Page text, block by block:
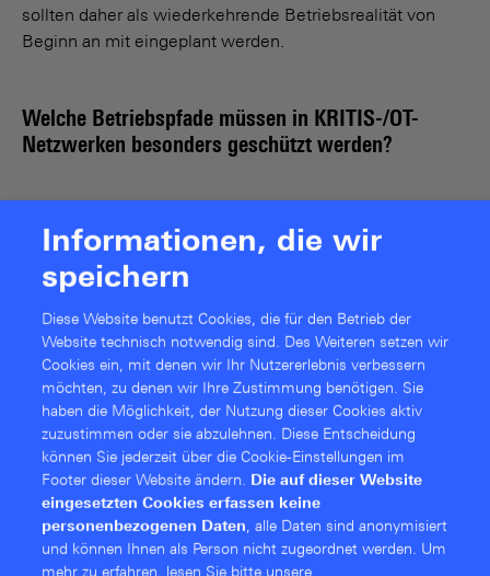
sollten daher als wiederkehrende Betriebsrealität von
Beginn an mit eingeplant werden.
Welche Betriebspfade müssen in KRITIS-/OT-
Netzwerken besonders geschützt werden?
Informationen, die wir
speichern
Diese Website benutzt Cookies, die für den Betrieb der
Website technisch notwendig sind. Des Weiteren setzen wir
Cookies ein, mit denen wir Ihr Nutzererlebnis verbessern
möchten, zu denen wir Ihre Zustimmung benötigen. Sie
haben die Möglichkeit, der Nutzung dieser Cookies aktiv
zuzustimmen oder sie abzulehnen. Diese Entschei­dung
können Sie jederzeit über die Cookie-Einstellungen im
Footer dieser Website ändern. Die auf dieser Website
eingesetzten Cookies erfassen keine
personenbezogenen Daten, alle Daten sind anonymisiert
und können Ihnen als Person nicht zugeordnet werden. Um